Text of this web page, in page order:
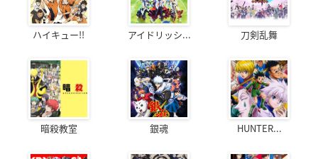
ハイキュー!! アイドリッシ... 刀剣乱舞
暗殺教室 銀魂 HUNTER...